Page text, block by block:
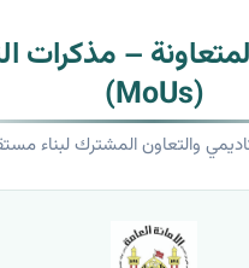
– مذكرات
(MoUs)
والتعاون المشترك لبناء